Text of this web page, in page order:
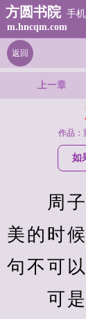
方圆书院 手
m.hncqm.com
返回
上一章
作品：
如
周子
美的时
句不可以
可是